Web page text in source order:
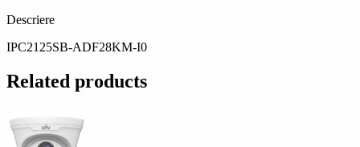
Descriere
IPC2125SB-ADF28KM-I0
Related products